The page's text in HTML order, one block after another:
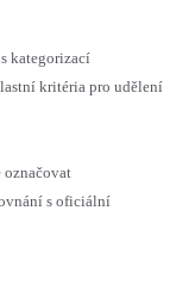
kategorizací
kritéria pro udělení
označovat
s oficiální